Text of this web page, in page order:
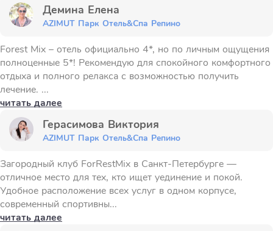
Демина Елена
AZIMUT Парк Отель&Спа Репино
Forest Mix – отель официально 4*, но по личным ощущения
полноценные 5*! Рекомендую для спокойного комфортного
отдыха и полного релакса с возможностью получить
лечение. ...
читать далее
Герасимова Виктория
AZIMUT Парк Отель&Спа Репино
Загородный клуб ForRestMix в Санкт-Петербурге —
отличное место для тех, кто ищет уединение и покой.
Удобное расположение всех услуг в одном корпусе,
современный спортивны...
читать далее